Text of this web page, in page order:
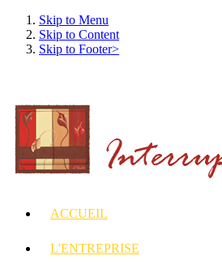
Skip to Menu
Skip to Content
Skip to Footer>
ACCUEIL
L'ENTREPRISE